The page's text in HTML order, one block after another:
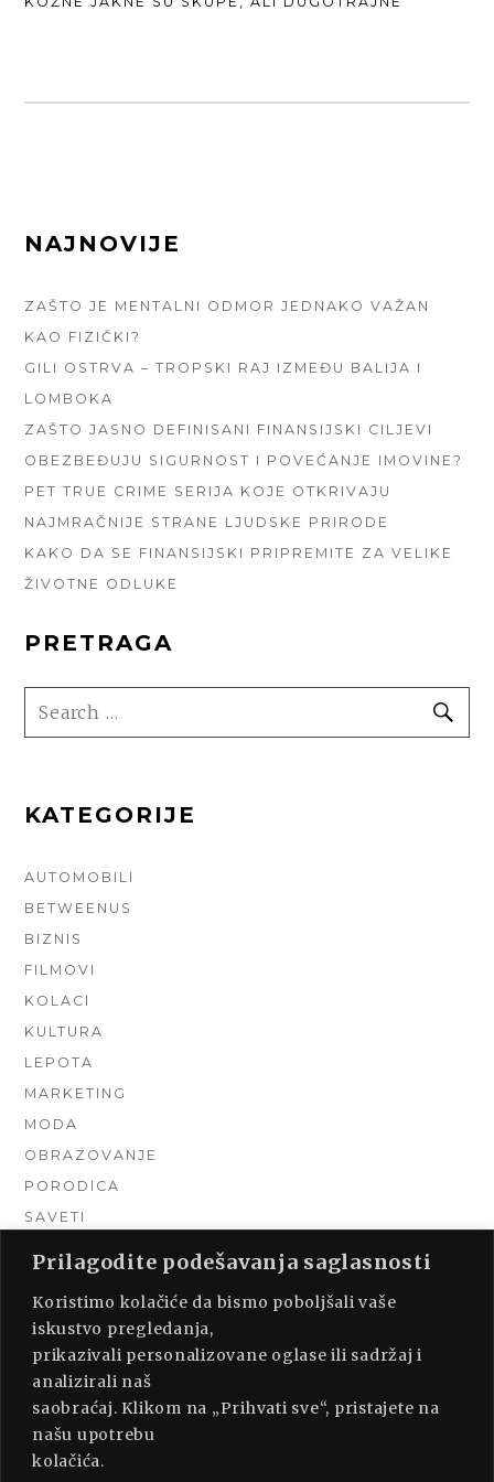
Prilagodite podešavanja saglasnosti
Koristimo kolačiće da bismo poboljšali vaše
iskustvo pregledanja,
prikazivali personalizovane oglase ili sadržaj i
analizirali naš
saobraćaj. Klikom na „Prihvati sve“, pristajete na
našu upotrebu
kolačića.
FOOTER
NAJNOVIJE
ZAŠTO JE MENTALNI ODMOR JEDNAKO VAŽAN
KAO FIZIČKI?
GILI OSTRVA – TROPSKI RAJ IZMEĐU BALIJA I
LOMBOKA
ZAŠTO JASNO DEFINISANI FINANSIJSKI CILJEVI
OBEZBEĐUJU SIGURNOST I POVEĆANJE IMOVINE?
PET TRUE CRIME SERIJA KOJE OTKRIVAJU
NAJMRAČNIJE STRANE LJUDSKE PRIRODE
KAKO DA SE FINANSIJSKI PRIPREMITE ZA VELIKE
ŽIVOTNE ODLUKE
PRETRAGA
SEARCH
FOR:
KATEGORIJE
AUTOMOBILI
BETWEENUS
BIZNIS
FILMOVI
KOLACI
KULTURA
LEPOTA
MARKETING
MODA
OBRAZOVANJE
PORODICA
SAVETI
TURIZAM
UNCATEGORIZED
URADI SAM
UREĐENJE DOMA
ZDRAVLJE